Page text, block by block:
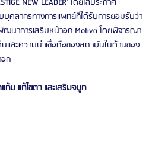
คลากรทางการแพทย์ที่ได้รับการยอมรับว่า
นาการเสริมหน้าอก Motiva โดยพิจารณา
และความน่าเชื่อถือของสถาบันในด้านของ
ก
ม แก้ไขตา และเสริมจมูก